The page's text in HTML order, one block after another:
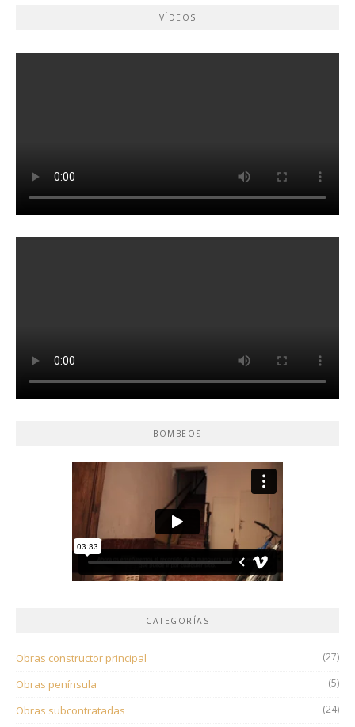
VÍDEOS
BOMBEOS
CATEGORÍAS
Obras constructor principal (27)
Obras península (5)
Obras subcontratadas (24)